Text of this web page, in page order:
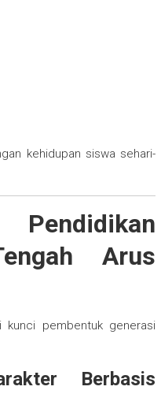
kehidupan siswa sehari-
Arus
kunci pembentuk generasi
Berbasis